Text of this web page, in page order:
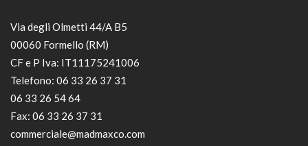
Via degli Olmetti 44/A B5
00060 Formello (RM)
CF e P Iva: IT11175241006
Telefono: 06 33 26 37 31
06 33 26 54 64
Fax: 06 33 26 37 31
commerciale@madmaxco.com